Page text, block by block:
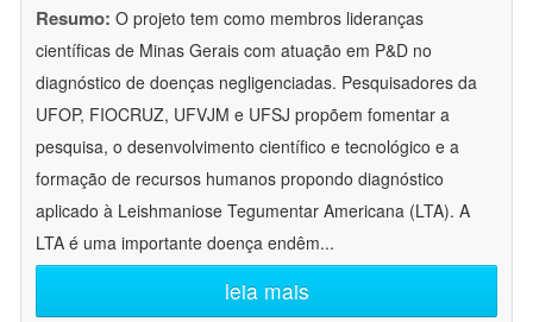
Resumo: O projeto tem como membros lideranças
científicas de Minas Gerais com atuação em P&D no
diagnóstico de doenças negligenciadas. Pesquisadores da
UFOP, FIOCRUZ, UFVJM e UFSJ propõem fomentar a
pesquisa, o desenvolvimento científico e tecnológico e a
formação de recursos humanos propondo diagnóstico
aplicado à Leishmaniose Tegumentar Americana (LTA). A
LTA é uma importante doença endêm...
leia mais